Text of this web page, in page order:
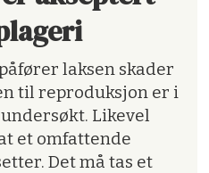
laksen skader
til reproduksjon er i
Likevel
et omfattende
Det må tas et